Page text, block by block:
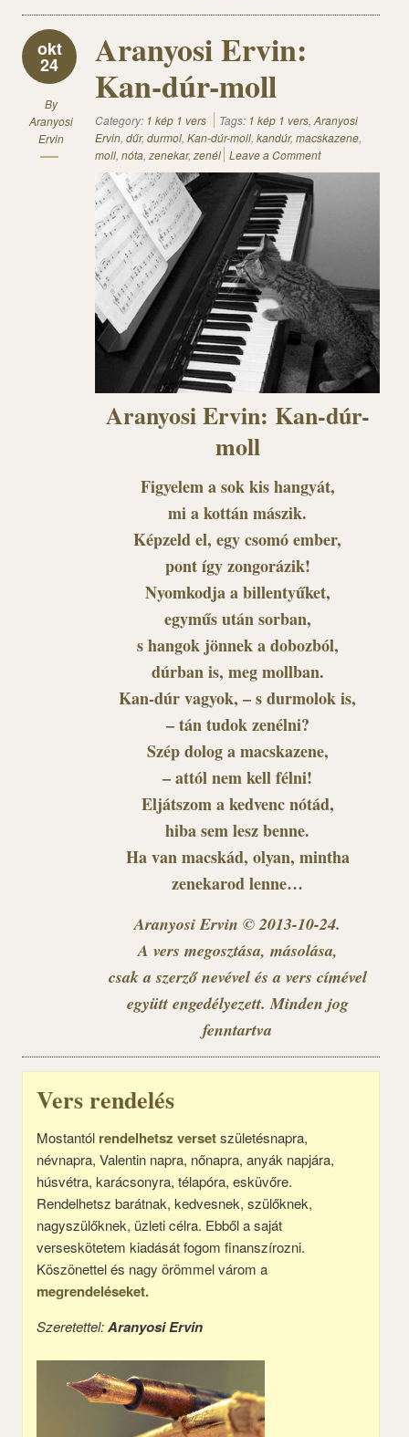
okt
24
By
Aranyosi
Ervin
Aranyosi Ervin:
Kan-dúr-moll
Category: 1 kép 1 vers Tags: 1 kép 1 vers, Aranyosi
Ervin, dűr, durmol, Kan-dúr-moll, kandúr, macskazene,
moll, nóta, zenekar, zenél Leave a Comment
Aranyosi Ervin: Kan-dúr-
moll
Figyelem a sok kis hangyát,
mi a kottán mászik.
Képzeld el, egy csomó ember,
pont így zongorázik!
Nyomkodja a billentyűket,
egyműs után sorban,
s hangok jönnek a dobozból,
dúrban is, meg mollban.
Kan-dúr vagyok, – s durmolok is,
– tán tudok zenélni?
Szép dolog a macskazene,
– attól nem kell félni!
Eljátszom a kedvenc nótád,
hiba sem lesz benne.
Ha van macskád, olyan, mintha
zenekarod lenne…
Aranyosi Ervin © 2013-10-24.
A vers megosztása, másolása,
csak a szerző nevével és a vers címével
együtt engedélyezett. Minden jog
fenntartva
Vers rendelés
Mostantól rendelhetsz versetszületésnapra,
névnapra, Valentin napra, nőnapra, anyák napjára,
húsvétra, karácsonyra, télapóra, esküvőre.
Rendelhetsz barátnak, kedvesnek, szülőknek,
nagyszülőknek, üzleti célra. Ebből a saját
verseskötetem kiadását fogom finanszírozni.
Köszönettel és nagy örömmel várom a
megrendeléseket.
Szeretettel:Aranyosi Ervin